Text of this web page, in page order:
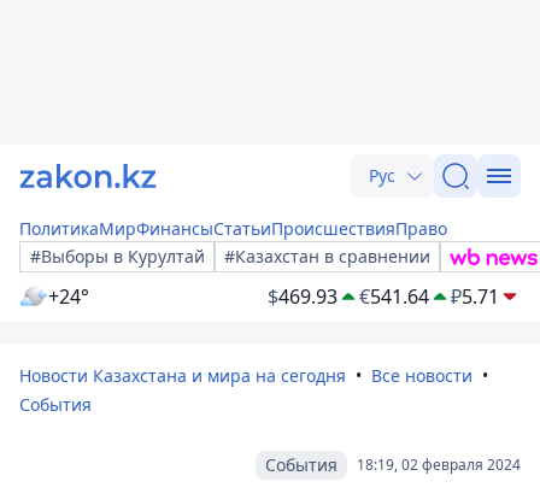
Рус
ПолитикаМирФинансыСтатьиПроисшествияПраво
#Выборы в Курултай
#Казахстан в сравнении
+24° $469.93 €541.64 ₽5.71
Новости Казахстана и мира на сегодня
Все новости
События
18:19, 02 февраля 2024
События